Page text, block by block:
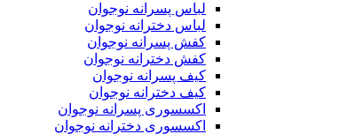
لباس پسرانه نوجوان
لباس دخترانه نوجوان
کفش پسرانه نوجوان
کفش دخترانه نوجوان
کیف پسرانه نوجوان
کیف دخترانه نوجوان
اکسسوری پسرانه نوجوان
اکسسوری دخترانه نوجوان